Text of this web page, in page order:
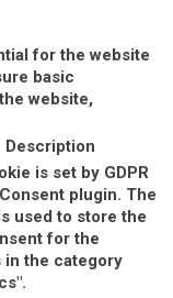
for the website
basic
website,
Description
is set by GDPR
plugin. The
used to store the
for the
in the category